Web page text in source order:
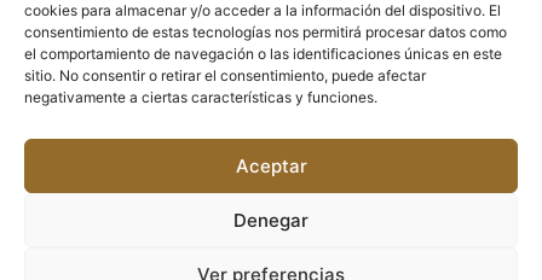
cookies para almacenar y/o acceder a la información del dispositivo. El
consentimiento de estas tecnologías nos permitirá procesar datos como
el comportamiento de navegación o las identificaciones únicas en este
sitio. No consentir o retirar el consentimiento, puede afectar
negativamente a ciertas características y funciones.
Aceptar
Denegar
Ver preferencias
ENLACES
Aviso legal
Política de privacidad
descargar dossier
ver tarifas